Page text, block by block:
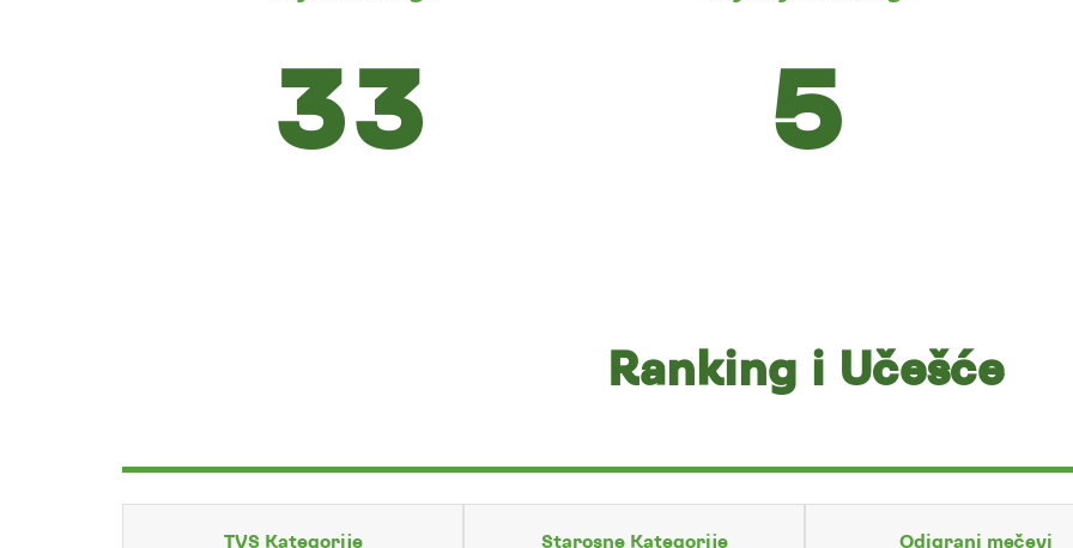
33 5
Ranking i Učešće
TVS Kategorije Starosne Kategorije Odigrani mečevi